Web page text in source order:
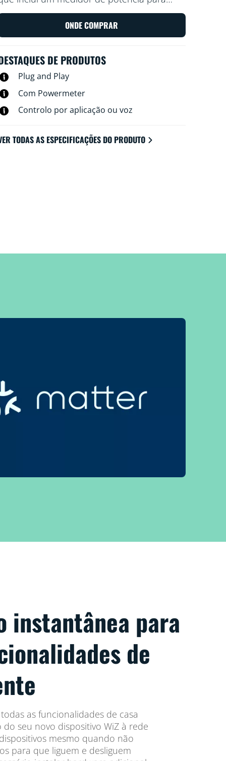
a quantidade de energia consumida
tomada. Controle a sua tomada com a
WiZ ou a sua voz: por exemplo,
favorita com um toque.
ONDE COMPRAR
DE PRODUTOS
Plug and Play
Com Powermeter
Controlo por aplicação ou voz
TODAS AS ESPECIFICAÇÕES DO PRODUTO
instantânea para
de
as funcionalidades de casa
seu novo dispositivo WiZ à rede
mesmo quando não
para que liguem e desliguem